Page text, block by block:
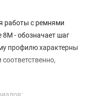
работы с ремнями
8М - обозначает шаг
профилю характерны